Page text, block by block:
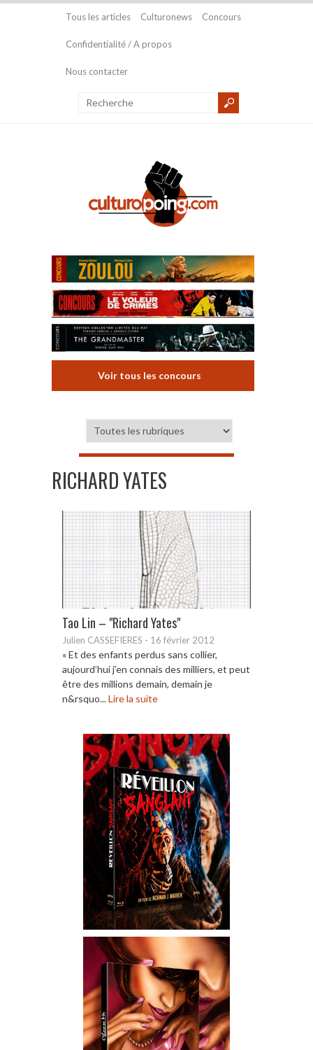
Tous les articles Culturonews Concours
Confidentialité / A propos
Nous contacter
Voir tous les concours
RICHARD YATES
Tao Lin – "Richard Yates"
Julien CASSEFIERES - 16 février 2012
« Et des enfants perdus sans collier,
aujourd’hui j’en connais des milliers, et peut
être des millions demain, demain je
n&rsquo...Lire la suite